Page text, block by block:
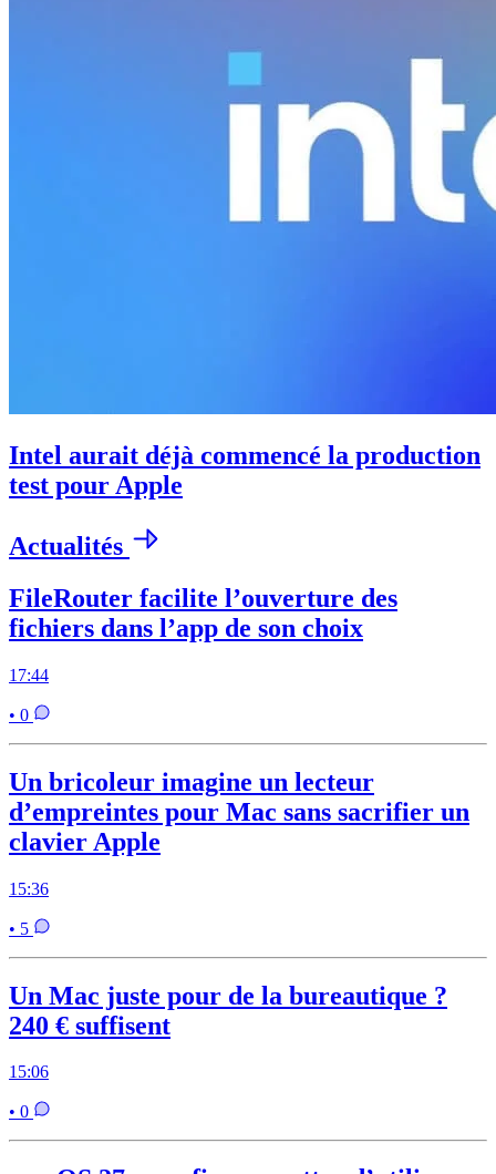
Intel aurait déjà commencé la production
test pour Apple
Actualités
FileRouter facilite l’ouverture des
fichiers dans l’app de son choix
17:44
• 0
Un bricoleur imagine un lecteur
d’empreintes pour Mac sans sacrifier un
clavier Apple
15:36
• 5
Un Mac juste pour de la bureautique ?
240 € suffisent
15:06
• 0